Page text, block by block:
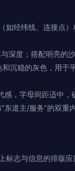
如经纬线、连接点）
深度；搭配明亮的
沉稳的灰色，用于
感，字母间距适中，
道主/服务”的双重内
标志与信息的排版应